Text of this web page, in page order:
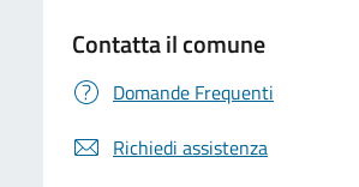
Contatta il comune
Domande Frequenti
Richiedi assistenza